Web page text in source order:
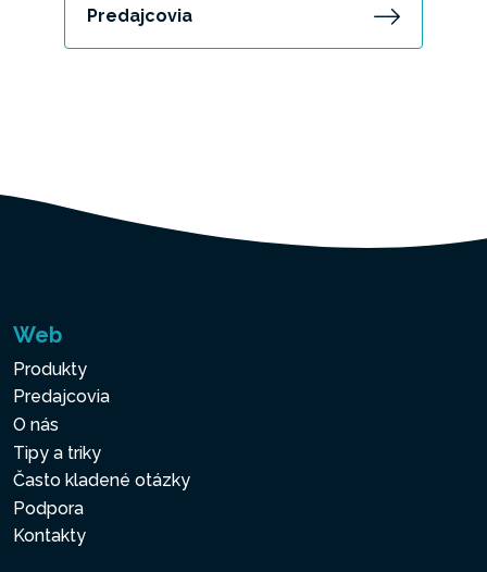
Predajcovia
Web
Produkty
Predajcovia
O nás
Tipy a triky
Často kladené otázky
Podpora
Kontakty